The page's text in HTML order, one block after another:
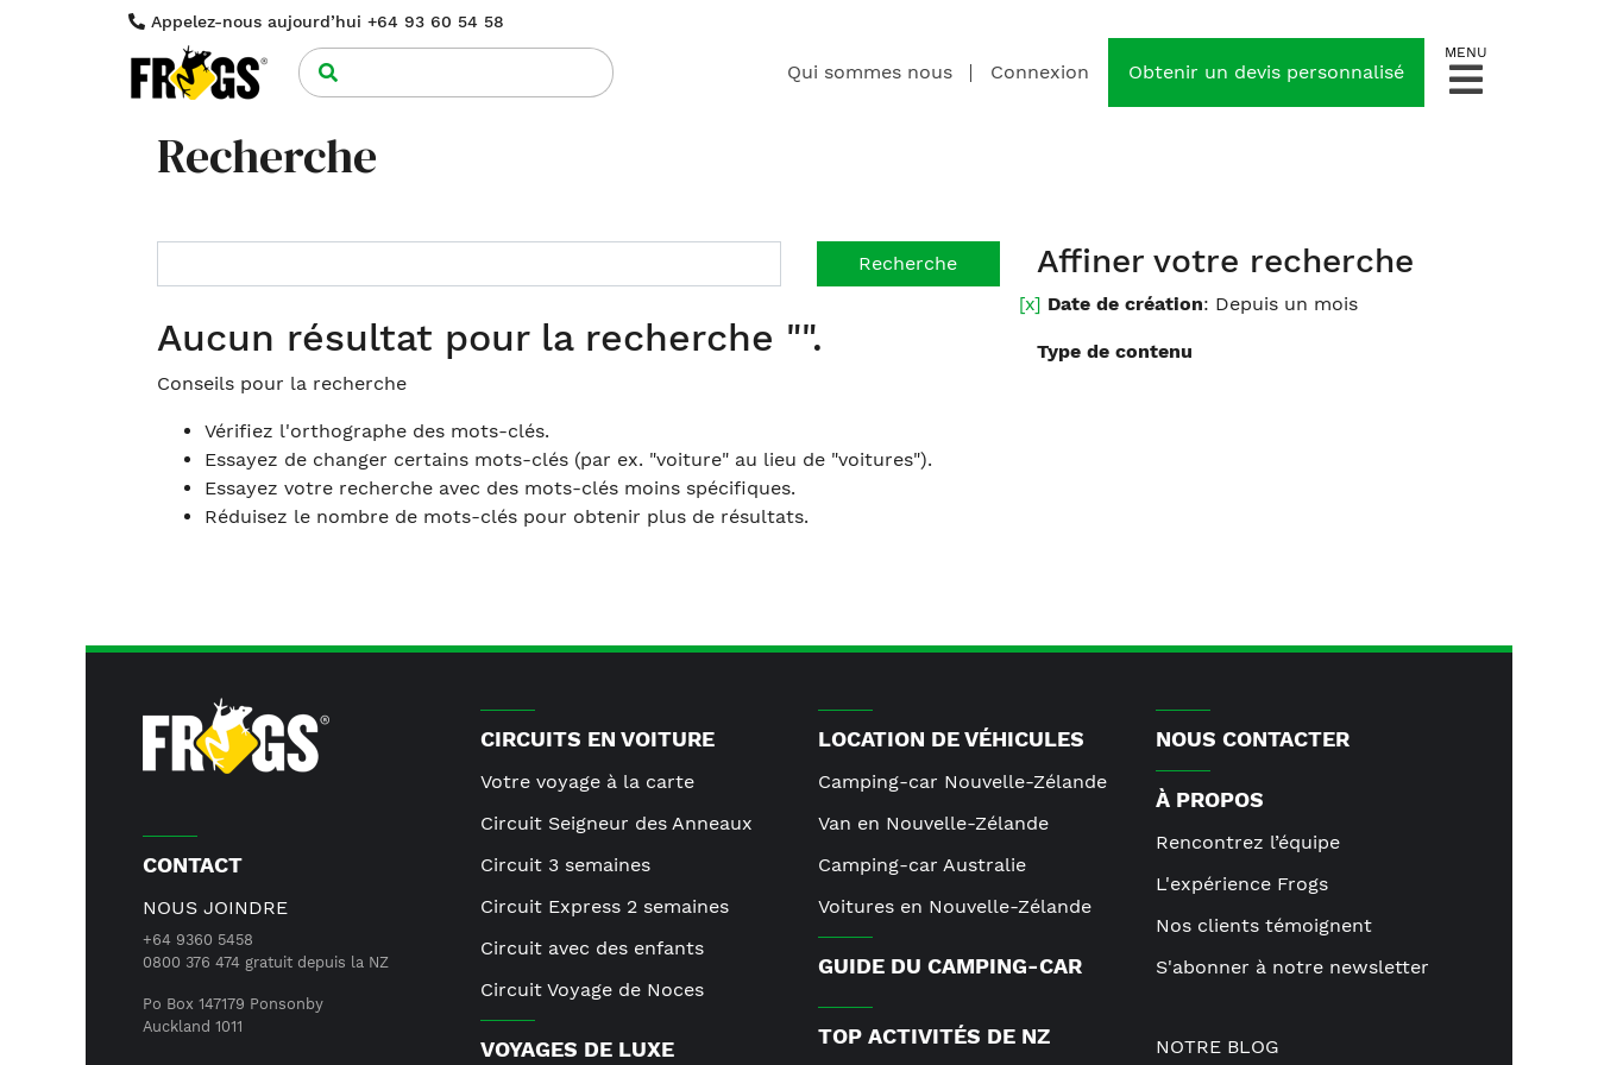
Appelez-nous aujourd’hui +64 93 60 54 58
Qui sommes nous Connexion Obtenir un devis personnalisé
Recherche
Aucun résultat pour la recherche "".
Conseils pour la recherche
Vérifiez l'orthographe des mots-clés.
Essayez de changer certains mots-clés (par ex. "voiture" au lieu de "voitures").
Essayez votre recherche avec des mots-clés moins spécifiques.
Réduisez le nombre de mots-clés pour obtenir plus de résultats.
Affiner votre recherche
[x] Date de création: Depuis un mois
Type de contenu
CONTACT
NOUS JOINDRE
+64 9360 5458
0800 376 474 gratuit depuis la NZ
Po Box 147179 Ponsonby
Auckland 1011
CIRCUITS EN VOITURE
Votre voyage à la carte
Circuit Seigneur des Anneaux
Circuit 3 semaines
Circuit Express 2 semaines
Circuit avec des enfants
Circuit Voyage de Noces
VOYAGES DE LUXE
LOCATION DE VÉHICULES
Camping-car Nouvelle-Zélande
Van en Nouvelle-Zélande
Camping-car Australie
Voitures en Nouvelle-Zélande
GUIDE DU CAMPING-CAR
TOP ACTIVITÉS DE NZ
NOUS CONTACTER
À PROPOS
Rencontrez l’équipe
L'expérience Frogs
Nos clients témoignent
S'abonner à notre newsletter
NOTRE BLOG